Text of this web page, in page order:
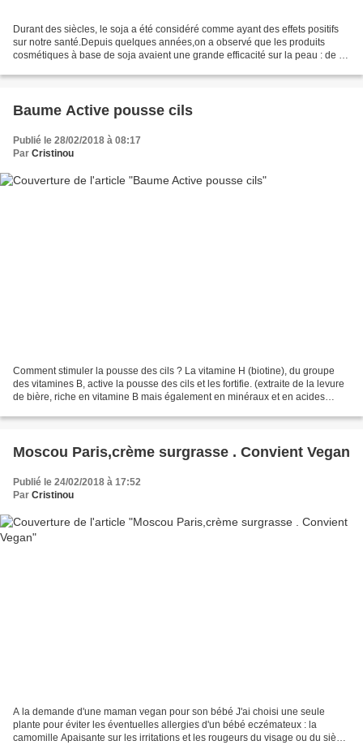
Durant des siècles, le soja a été considéré comme ayant des effets positifs
sur notre santé.Depuis quelques années,on a observé que les produits
cosmétiques à base de soja avaient une grande efficacité sur la peau : de la
Baume Active pousse cils
Publié le 28/02/2018 à 08:17
Par Cristinou
Comment stimuler la pousse des cils ? La vitamine H (biotine), du groupe
des vitamines B, active la pousse des cils et les fortifie. (extraite de la levure
de bière, riche en vitamine B mais également en minéraux et en acides
Moscou Paris,crème surgrasse . Convient Vegan
Publié le 24/02/2018 à 17:52
Par Cristinou
A la demande d'une maman vegan pour son bébé J'ai choisi une seule
plante pour éviter les éventuelles allergies d'un bébé eczémateux : la
camomille Apaisante sur les irritations et les rougeurs du visage ou du siège